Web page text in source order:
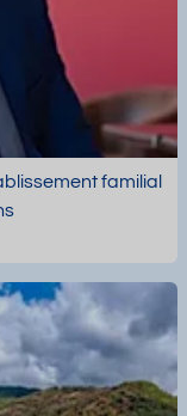
familial